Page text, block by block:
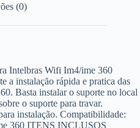
(0)
Intelbras Wifi Im4/ime 360
a instalação rápida e pratica das
Basta instalar o suporte no local
o suporte para travar.
instalação. Compatibilidade:
360 ITENS INCLUSOS